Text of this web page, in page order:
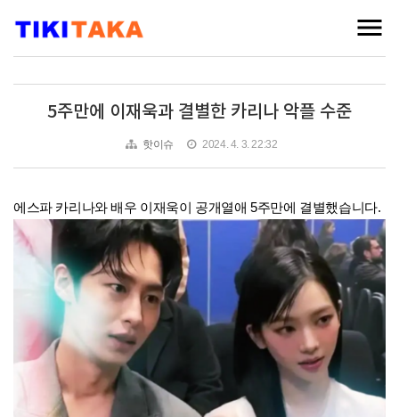
5주만에 이재욱과 결별한 카리나 악플 수준
핫이슈 2024. 4. 3. 22:32
에스파 카리나와 배우 이재욱이 공개열애 5주만에 결별했습니다.